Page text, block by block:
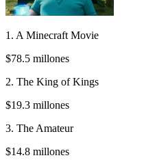
1. A Minecraft Movie
$78.5 millones
2. The King of Kings
$19.3 millones
3. The Amateur
$14.8 millones